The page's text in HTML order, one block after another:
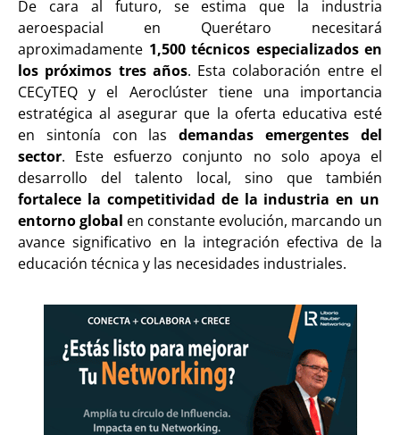
De cara al futuro, se estima que la industria
aeroespacial en Querétaro necesitará
aproximadamente 1,500 técnicos especializados en
los próximos tres años. Esta colaboración entre el
CECyTEQ y el Aeroclúster tiene una importancia
estratégica al asegurar que la oferta educativa esté
en sintonía con las demandas emergentes del
sector. Este esfuerzo conjunto no solo apoya el
desarrollo del talento local, sino que también
fortalece la competitividad de la industria en un
entorno global en constante evolución, marcando un
avance significativo en la integración efectiva de la
educación técnica y las necesidades industriales.